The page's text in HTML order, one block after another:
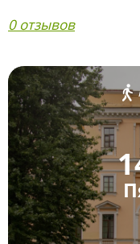
0 отзывов